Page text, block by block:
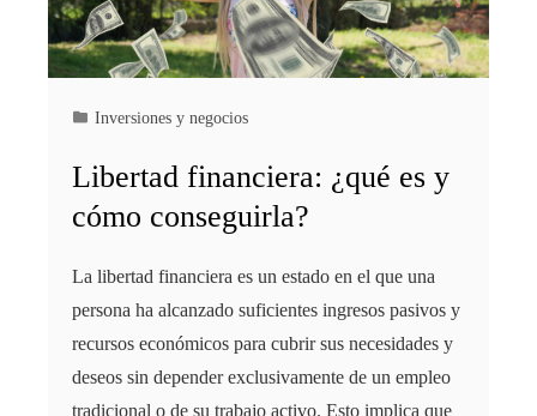
Inversiones y negocios
Libertad financiera: ¿qué es y
cómo conseguirla?
La libertad financiera es un estado en el que una
persona ha alcanzado suficientes ingresos pasivos y
recursos económicos para cubrir sus necesidades y
deseos sin depender exclusivamente de un empleo
tradicional o de su trabajo activo. Esto implica que